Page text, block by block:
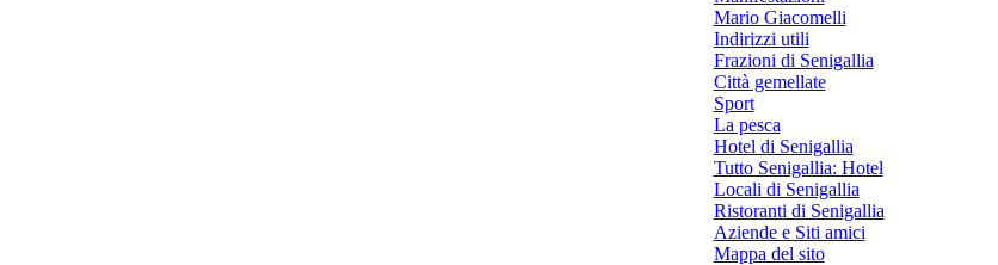
Mario Giacomelli
Indirizzi utili
Frazioni di Senigallia
Città gemellate
Sport
La pesca
Hotel di Senigallia
Tutto Senigallia: Hotel
Locali di Senigallia
Ristoranti di Senigallia
Aziende e Siti amici
Mappa del sito